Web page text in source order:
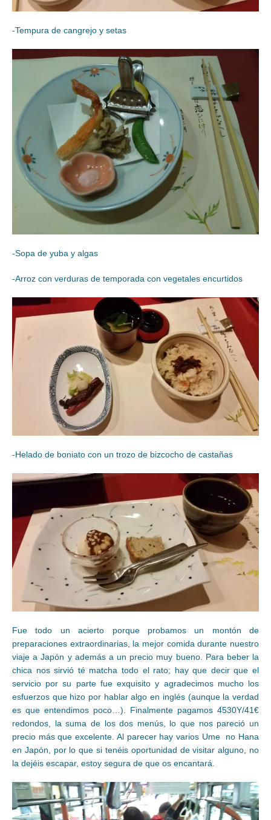
-Tempura de cangrejo y setas
-Sopa de yuba y algas
-Arroz con verduras de temporada con vegetales encurtidos
-Helado de boniato con un trozo de bizcocho de castañas
Fue todo un acierto porque probamos un montón de
preparaciones extraordinarias, la mejor comida durante nuestro
viaje a Japón y además a un precio muy bueno. Para beber la
chica nos sirvió té matcha todo el rato; hay que decir que el
servicio por su parte fue exquisito y agradecimos mucho los
esfuerzos que hizo por hablar algo en inglés (aunque la verdad
es que entendimos poco…). Finalmente pagamos 4530Y/41€
redondos, la suma de los dos menús, lo que nos pareció un
precio más que excelente. Al parecer hay varios Ume no Hana
en Japón, por lo que si tenéis oportunidad de visitar alguno, no
la dejéis escapar, estoy segura de que os encantará.